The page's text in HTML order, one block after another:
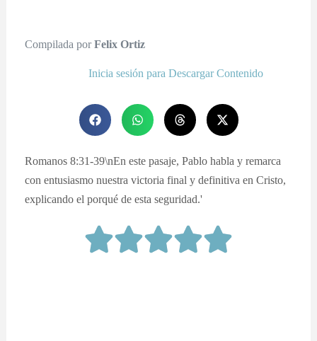
Compilada porFelix Ortiz
Inicia sesión para Descargar Contenido
Romanos 8:31-39\nEn este pasaje, Pablo habla y remarca
con entusiasmo nuestra victoria final y definitiva en Cristo,
explicando el porqué de esta seguridad.'